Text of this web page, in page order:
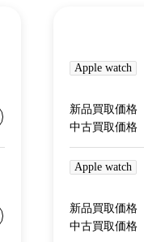
Apple watch
新品買取価格
中古買取価格
Apple watch
新品買取価格
中古買取価格